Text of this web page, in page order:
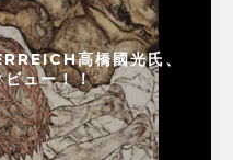
高橋國光氏、
ビュー！！